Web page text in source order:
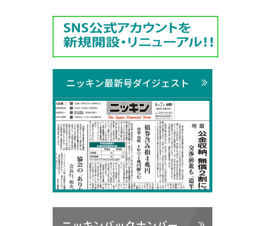
ニッキン最新号ダイジェスト